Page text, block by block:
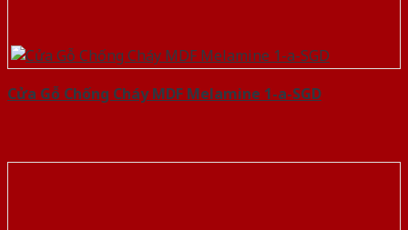
Cửa Gỗ Chống Cháy MDF Melamine 1-a-SGD